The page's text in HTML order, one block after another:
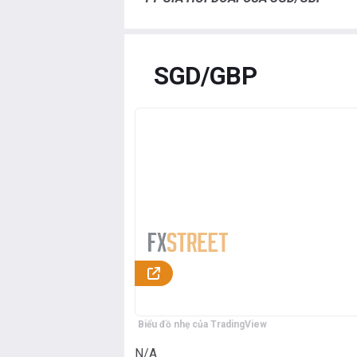
SGD/GBP
Biểu đồ nhẹ của TradingView
N/A